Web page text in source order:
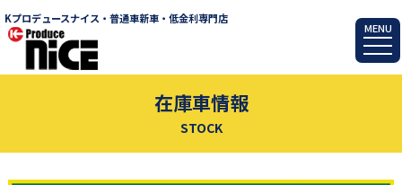
Kプロデュースナイス・普通車新車・低金利専門店
MENU
在庫車情報
STOCK